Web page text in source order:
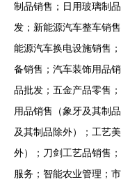
制品销售；日用玻璃制
发；新能源汽车整车销
能源汽车换电设施销售
备销售；汽车装饰用品
品批发；五金产品零售
用品销售（象牙及其制
及其制品除外）；工艺
外）；刀剑工艺品销售
服务；智能农业管理；